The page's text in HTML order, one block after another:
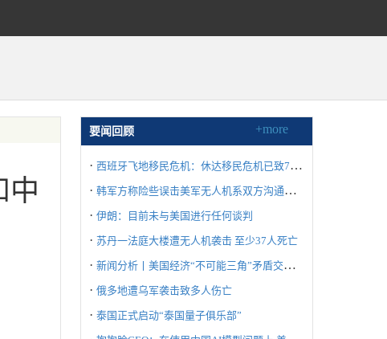
中
要闻回顾 +more
· 西班牙飞地移民危机：休达移民危机已致72人死亡
· 韩军方称险些误击美军无人机系双方沟通失误所致
· 伊朗：目前未与美国进行任何谈判
· 苏丹一法庭大楼遭无人机袭击 至少37人死亡
· 新闻分析丨美国经济“不可能三角”矛盾交织冲击世界
· 俄多地遭乌军袭击致多人伤亡
· 泰国正式启动“泰国量子俱乐部”